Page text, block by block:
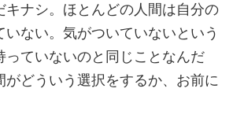
キナシ。ほとんどの人間は自分の
ない。気がついていないという
っていないのと同じことなんだ
がどういう選択をするか、お前に